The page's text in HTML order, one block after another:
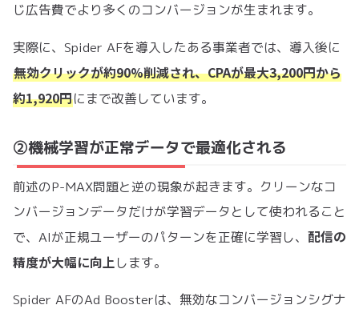
じ広告費でより多くのコンバージョンが生まれます。
実際に、Spider AFを導入したある事業者では、導入後に
無効クリックが約90%削減され、CPAが最大3,200円から
約1,920円にまで改善しています。
②機械学習が正常データで最適化される
前述のP-MAX問題と逆の現象が起きます。クリーンなコ
ンバージョンデータだけが学習データとして使われること
で、AIが正規ユーザーのパターンを正確に学習し、 配信の
精度が大幅に向上します。
Spider AFのAd Boosterは、無効なコンバージョンシグナ